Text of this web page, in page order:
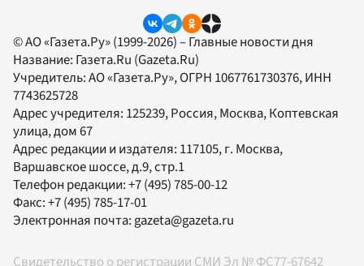
© АО «Газета.Ру» (1999-2026) – Главные новости дня
Название: Газета.Ru (Gazeta.Ru)
Учредитель:АО «Газета.Ру», ОГРН 1067761730376, ИНН
7743625728
Адрес учредителя: 125239, Россия, Москва, Коптевская
улица, дом 67
Адрес редакции и издателя: 117105, г. Москва,
Варшавское шоссе, д.9, стр.1
Телефон редакции:+7 (495) 785-00-12
Факс:+7 (495) 785-17-01
Электронная почта:gazeta@gazeta.ru
Свидетельство о регистрации СМИ Эл № ФС77-67642